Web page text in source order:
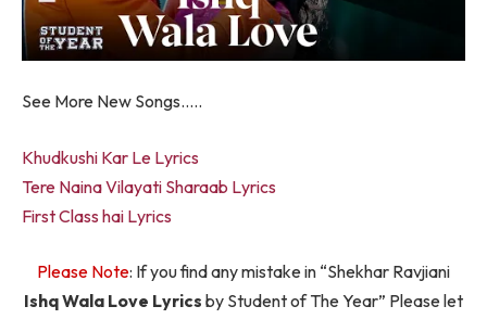
See More New Songs…..
Khudkushi Kar Le Lyrics
Tere Naina Vilayati Sharaab Lyrics
First Class hai Lyrics
Please Note: If you find any mistake in “Shekhar Ravjiani
Ishq Wala Love Lyrics by Student of The Year” Please let